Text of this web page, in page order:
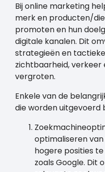
Bij online marketing
merk en producten/
promoten en hun
digitale kanalen. Dit
strategieën en
zichtbaarheid, verkeer
vergroten.
Enkele van de
die worden uitgevoerd
optimaliseren
hogere posities
zoals Google. Dit